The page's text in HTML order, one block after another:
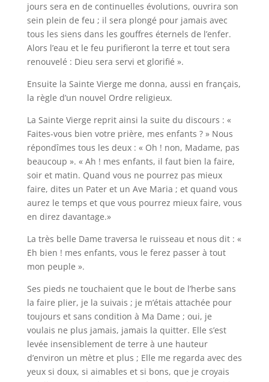
jours sera en de continuelles évolutions, ouvrira son
sein plein de feu ; il sera plongé pour jamais avec
tous les siens dans les gouffres éternels de l’enfer.
Alors l’eau et le feu purifieront la terre et tout sera
renouvelé : Dieu sera servi et glorifié ».
Ensuite la Sainte Vierge me donna, aussi en français,
la règle d’un nouvel Ordre religieux.
La Sainte Vierge reprit ainsi la suite du discours : «
Faites-vous bien votre prière, mes enfants ? » Nous
répondîmes tous les deux : « Oh ! non, Madame, pas
beaucoup ». « Ah ! mes enfants, il faut bien la faire,
soir et matin. Quand vous ne pourrez pas mieux
faire, dites un Pater et un Ave Maria ; et quand vous
aurez le temps et que vous pourrez mieux faire, vous
en direz davantage.»
La très belle Dame traversa le ruisseau et nous dit : «
Eh bien ! mes enfants, vous le ferez passer à tout
mon peuple ».
Ses pieds ne touchaient que le bout de l’herbe sans
la faire plier, je la suivais ; je m’étais attachée pour
toujours et sans condition à Ma Dame ; oui, je
voulais ne plus jamais, jamais la quitter. Elle s’est
levée insensiblement de terre à une hauteur
d’environ un mètre et plus ; Elle me regarda avec des
yeux si doux, si aimables et si bons, que je croyais